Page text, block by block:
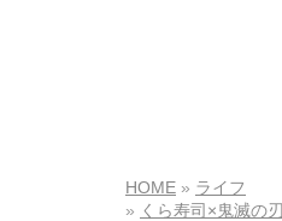
HOME
ライフ
くら寿司×鬼滅の